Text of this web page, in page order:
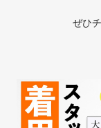
ぜひ